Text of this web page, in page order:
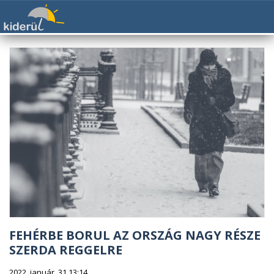
FEHÉRBE BORUL AZ ORSZÁG NAGY RÉSZE
SZERDA REGGELRE